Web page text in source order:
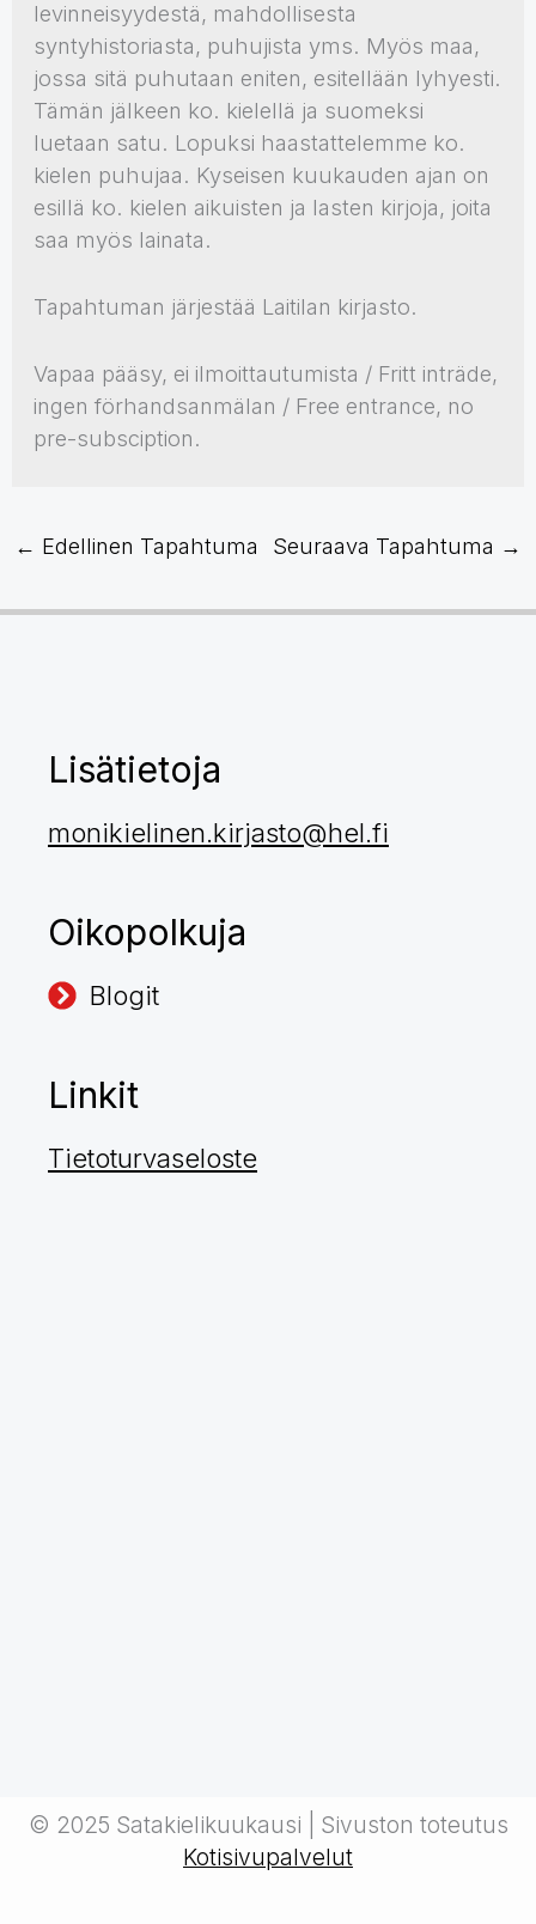
levinneisyydestä, mahdollisesta
syntyhistoriasta, puhujista yms. Myös maa,
jossa sitä puhutaan eniten, esitellään lyhyesti.
Tämän jälkeen ko. kielellä ja suomeksi
luetaan satu. Lopuksi haastattelemme ko.
kielen puhujaa. Kyseisen kuukauden ajan on
esillä ko. kielen aikuisten ja lasten kirjoja, joita
saa myös lainata.
Tapahtuman järjestää Laitilan kirjasto.
Vapaa pääsy, ei ilmoittautumista / Fritt inträde,
ingen förhandsanmälan / Free entrance, no
pre-subsciption.
← Edellinen Tapahtuma Seuraava Tapahtuma →
Lisätietoja
monikielinen.kirjasto@hel.fi
Oikopolkuja
Blogit
Linkit
Tietoturvaseloste
© 2025 Satakielikuukausi | Sivuston toteutus
Kotisivupalvelut